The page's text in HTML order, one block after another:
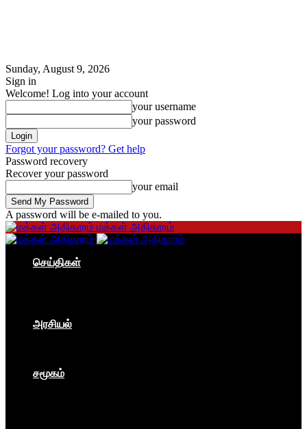
Sunday, August 9, 2026
Sign in
Welcome! Log into your account
your username
your password
Forgot your password? Get help
Password recovery
Recover your password
your email
A password will be e-mailed to you.
மக்கள் அதிகாரம்
செய்திகள்
அரசியல்
சமூகம்